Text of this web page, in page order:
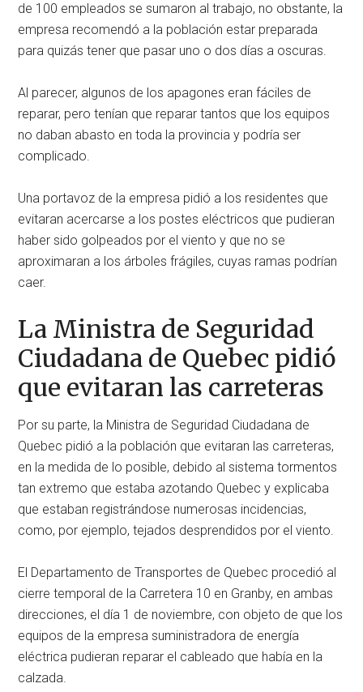
de 100 empleados se sumaron al trabajo, no obstante, la
empresa recomendó a la población estar preparada
para quizás tener que pasar uno o dos días a oscuras.
Al parecer, algunos de los apagones eran fáciles de
reparar, pero tenían que reparar tantos que los equipos
no daban abasto en toda la provincia y podría ser
complicado.
Una portavoz de la empresa pidió a los residentes que
evitaran acercarse a los postes eléctricos que pudieran
haber sido golpeados por el viento y que no se
aproximaran a los árboles frágiles, cuyas ramas podrían
caer.
La Ministra de Seguridad
Ciudadana de Quebec pidió
que evitaran las carreteras
Por su parte, la Ministra de Seguridad Ciudadana de
Quebec pidió a la población que evitaran las carreteras,
en la medida de lo posible, debido al sistema tormentos
tan extremo que estaba azotando Quebec y explicaba
que estaban registrándose numerosas incidencias,
como, por ejemplo, tejados desprendidos por el viento.
El Departamento de Transportes de Quebec procedió al
cierre temporal de la Carretera 10 en Granby, en ambas
direcciones, el día 1 de noviembre, con objeto de que los
equipos de la empresa suministradora de energía
eléctrica pudieran reparar el cableado que había en la
calzada.